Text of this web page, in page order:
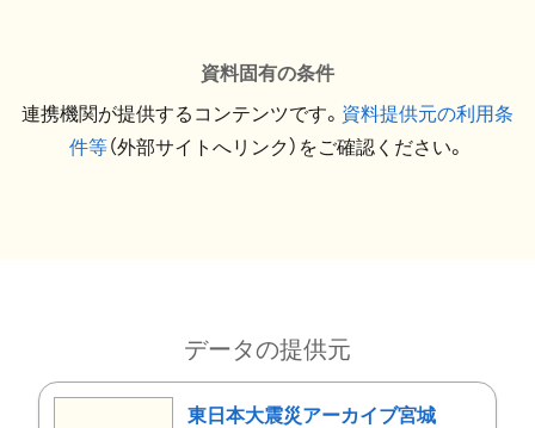
資料固有の条件
連携機関が提供するコンテンツです。 資料提供元の利用条
件等（外部サイトへリンク）をご確認ください。
データの提供元
東日本大震災アーカイブ宮城